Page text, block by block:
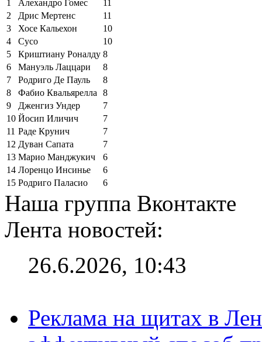
1
Алехандро Гомес
11
2
Дрис Мертенс
11
3
Хосе Кальехон
10
4
Сусо
10
5
Криштиану Роналду 8
6
Мануэль Лаццари
8
7
Родриго Де Пауль
8
8
Фабио Квальярелла
8
9
Дженгиз Ундер
7
10 Йосип Иличич
7
11 Раде Крунич
7
12 Дуван Сапата
7
13 Марио Манджукич
6
14 Лоренцо Инсинье
6
15 Родриго Паласио 6
Наша группа Вконтакте
Лента новостей:
26.6.2026, 10:43
Реклама на щитах в